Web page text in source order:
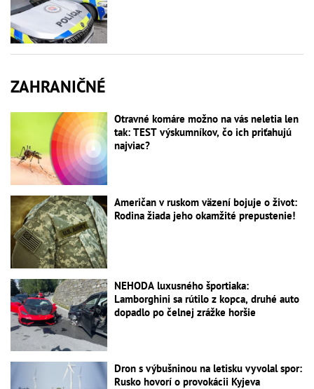
ZAHRANIČNÉ
Otravné komáre možno na vás neletia len
tak: TEST výskumníkov, čo ich priťahujú
najviac?
Američan v ruskom väzení bojuje o život:
Rodina žiada jeho okamžité prepustenie!
NEHODA luxusného športiaka:
Lamborghini sa rútilo z kopca, druhé auto
dopadlo po čelnej zrážke horšie
Dron s výbušninou na letisku vyvolal spor:
Rusko hovorí o provokácii Kyjeva